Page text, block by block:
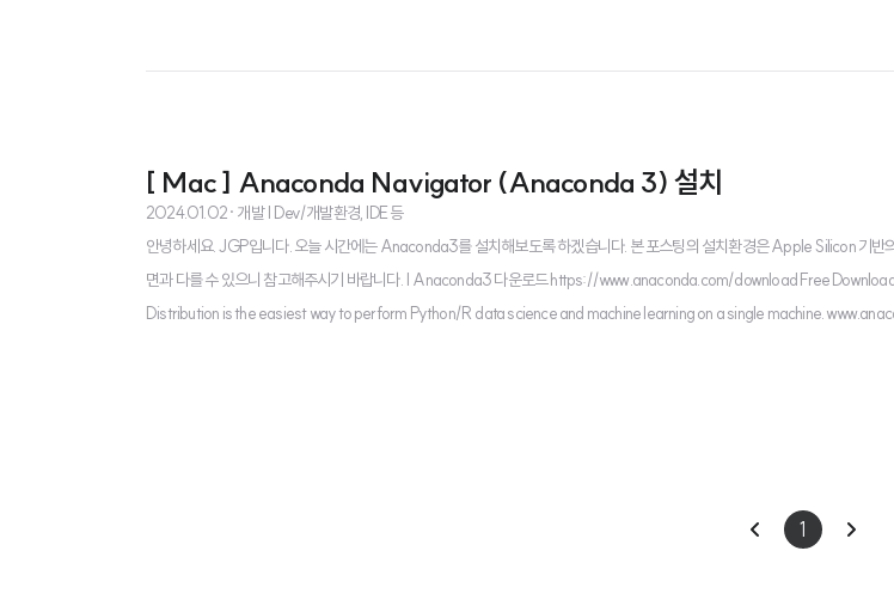
[ Mac ] Anaconda Navigator (Anaconda 3) 설치
2024.01.02· 개발 | Dev/개발환경, IDE 등
안녕하세요. JGP입니다. 오늘 시간에는 Anaconda3를 설치해보도록 하겠습니다. 본 포스팅의 설치환경은 Apple Silicon 기
면과 다를 수 있으니 참고해주시기 바랍니다. | Anaconda3 다운로드 https://www.anaconda.com/download Free
Distribution is the easiest way to perform Python/R data science and machine learning on a single machine.
1